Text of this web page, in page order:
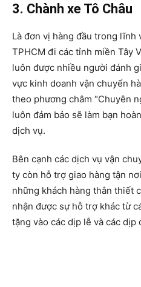
3. Chành xe Tô Châu
Là đơn vị hàng đầu trong lĩnh
TPHCM đi các tỉnh miền Tây
luôn được nhiều người đánh
vực kinh doanh vận chuyển
theo phương châm “Chuyên
luôn đảm bảo sẽ làm bạn
dịch vụ.
Bên cạnh các dịch vụ vận
ty còn hỗ trợ giao hàng tận
những khách hàng thân thiết
nhận được sự hỗ trợ khác từ
tặng vào các dịp lễ và các dịp